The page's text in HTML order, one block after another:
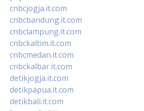
cnbcjogja.it.com
cnbcbandung.it.com
cnbclampung.it.com
cnbckaltim.it.com
cnbcmedan.it.com
cnbckalbar.it.com
detikjogja.it.com
detikpapua.it.com
detikbali.it.com